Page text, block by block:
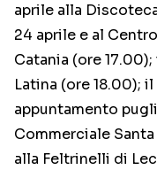
aprile alla
24 aprile e al
Catania (ore
Latina (ore 18.00);
appuntamento
Commerciale
alla Feltrinelli di